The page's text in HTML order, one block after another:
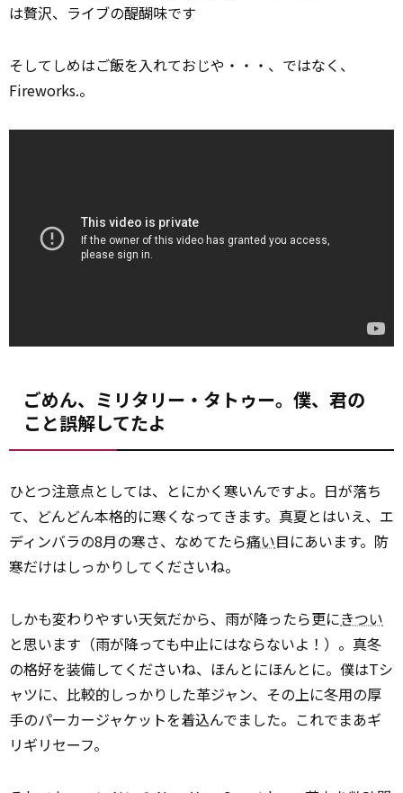
は贅沢、ライブの醍醐味です
そしてしめはご飯を入れておじや・・・、ではなく、
Fireworks.。
ごめん、ミリタリー・タトゥー。僕、君の
こと誤解してたよ
ひとつ注意点としては、とにかく寒いんですよ。日が落ち
て、どんどん本格的に寒くなってきます。真夏とはいえ、エ
ディンバラの8月の寒さ、なめてたら痛い目にあいます。防
寒だけはしっかりしてくださいね。
しかも変わりやすい天気だから、雨が降ったら更にきつい
と思います（雨が降っても中止にはならないよ！）。真冬
の格好を装備してくださいね、ほんとにほんとに。僕はTシ
ャツに、比較的しっかりした革ジャン、その上に冬用の厚
手のパーカージャケットを着込んでました。これでまあギ
リギリセーフ。